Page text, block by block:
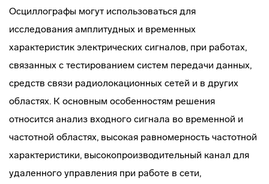
Осциллографы могут использоваться для
исследования амплитудных и временных
характеристик электрических сигналов, при работах,
связанных с тестированием систем передачи данных,
средств связи радиолокационных сетей и в других
областях. К основным особенностям решения
относится анализ входного сигнала во временной и
частотной областях, высокая равномерность частотной
характеристики, высокопроизводительный канал для
удаленного управления при работе в сети,